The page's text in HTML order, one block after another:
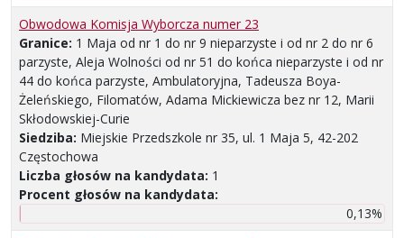
Obwodowa Komisja Wyborcza numer 23
Granice: 1 Maja od nr 1 do nr 9 nieparzyste i od nr 2 do nr 6
parzyste, Aleja Wolności od nr 51 do końca nieparzyste i od nr
44 do końca parzyste, Ambulatoryjna, Tadeusza Boya-
Żeleńskiego, Filomatów, Adama Mickiewicza bez nr 12, Marii
Skłodowskiej-Curie
Siedziba: Miejskie Przedszkole nr 35, ul. 1 Maja 5, 42-202
Częstochowa
Liczba głosów na kandydata: 1
Procent głosów na kandydata:
0,13%